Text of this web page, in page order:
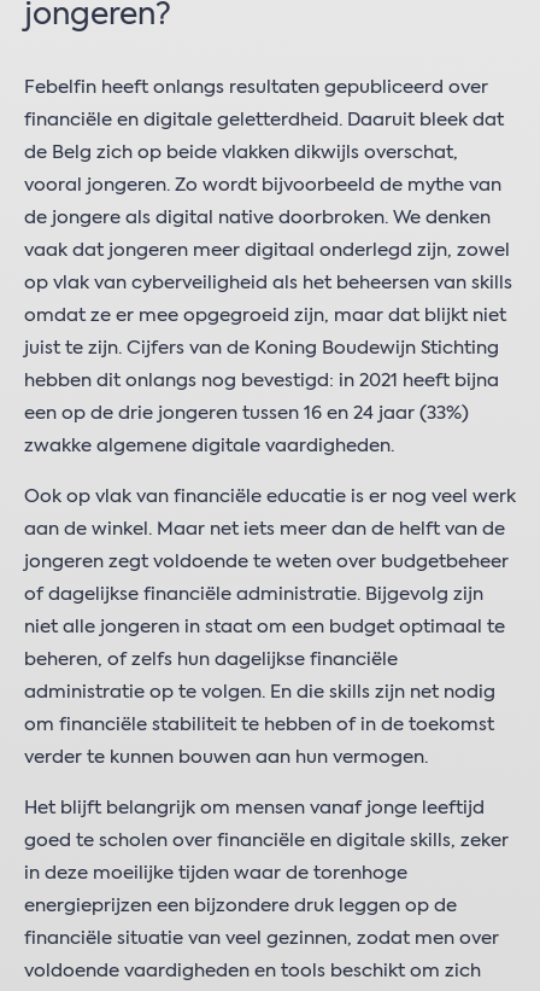
jongeren?
Febelfin heeft onlangs resultaten gepubliceerd over
financiële en digitale geletterdheid. Daaruit bleek dat
de Belg zich op beide vlakken dikwijls overschat,
vooral jongeren. Zo wordt bijvoorbeeld de mythe van
de jongere als digital native doorbroken. We denken
vaak dat jongeren meer digitaal onderlegd zijn, zowel
op vlak van cyberveiligheid als het beheersen van skills
omdat ze er mee opgegroeid zijn, maar dat blijkt niet
juist te zijn. Cijfers van de Koning Boudewijn Stichting
hebben dit onlangs nog bevestigd: in 2021 heeft bijna
een op de drie jongeren tussen 16 en 24 jaar (33%)
zwakke algemene digitale vaardigheden.
Ook op vlak van financiële educatie is er nog veel werk
aan de winkel. Maar net iets meer dan de helft van de
jongeren zegt voldoende te weten over budgetbeheer
of dagelijkse financiële administratie. Bijgevolg zijn
niet alle jongeren in staat om een budget optimaal te
beheren, of zelfs hun dagelijkse financiële
administratie op te volgen. En die skills zijn net nodig
om financiële stabiliteit te hebben of in de toekomst
verder te kunnen bouwen aan hun vermogen.
Het blijft belangrijk om mensen vanaf jonge leeftijd
goed te scholen over financiële en digitale skills, zeker
in deze moeilijke tijden waar de torenhoge
energieprijzen een bijzondere druk leggen op de
financiële situatie van veel gezinnen, zodat men over
voldoende vaardigheden en tools beschikt om zich